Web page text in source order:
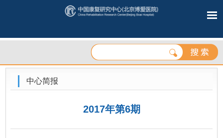
中心简报
2017年第6期